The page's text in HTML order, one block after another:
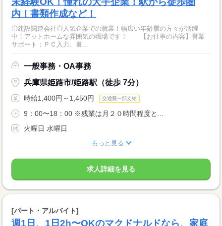
内！書類作成など！
◎建設関連会社◎人気企業での就業！幅広い年齢層の方々が活躍
中！アットホームな雰囲気の職場です！ 【お仕事の内容】営業
サポート：ＰＣ入力、書...
一般事務・OA事務
兵庫県姫路市/姫路駅（徒歩 7分）
時給1,400円～1,450円 交通費一部支給
9：00〜18：00 ※残業は月２０時間程度と...
火曜日 水曜日
もっと見る
求人詳細を見る
[パート・アルバイト]
週1日、1日2h〜OKのマクドナルドなら、家庭